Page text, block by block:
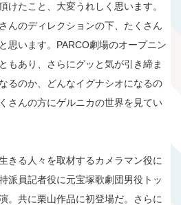
けたこと、大変うれしく思います。
んのディレクションの下、たくさん
思います。PARCO劇場のオープニン
もあり、さらにグッと気が引き締ま
るのか、どんなイグナシオになるの
さんの方にゲルニカの世界を見てい
きる人々を取材するカメラマン役に
派員記者役に元宝塚歌劇団男役トッ
。共に栗山作品に初登場だ。さらに